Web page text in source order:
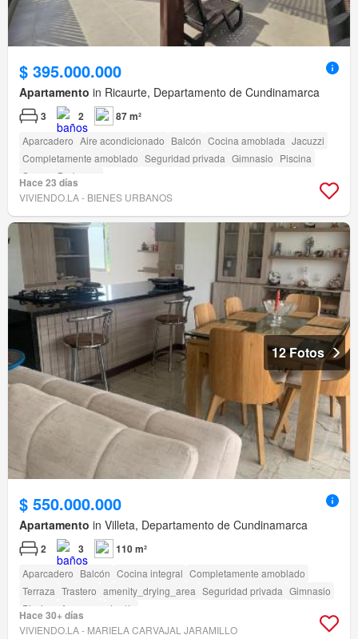
$ 395.000.000
Apartamento in Ricaurte, Departamento de Cundinamarca
3 2 87 m²
Aparcadero Aire acondicionado Balcón Cocina amoblada Jacuzzi
Completamente amoblado Seguridad privada Gimnasio Piscina
Sauna
Barbecue
Hace 23 días
VIVIENDO.LA - BIENES URBANOS
12 Fotos
$ 550.000.000
Apartamento in Villeta, Departamento de Cundinamarca
2 3 110 m²
Aparcadero Balcón Cocina integral Completamente amoblado
Terraza Trastero amenity_drying_area Seguridad privada Gimnasio
Piscina
Ascensor Jardín
Hace 30+ días
VIVIENDO.LA - MARIELA CARVAJAL JARAMILLO